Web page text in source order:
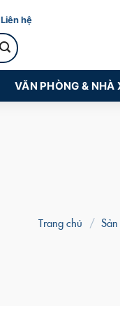
Liên hệ
VĂN PHÒNG & NHÀ
Trang chủ /